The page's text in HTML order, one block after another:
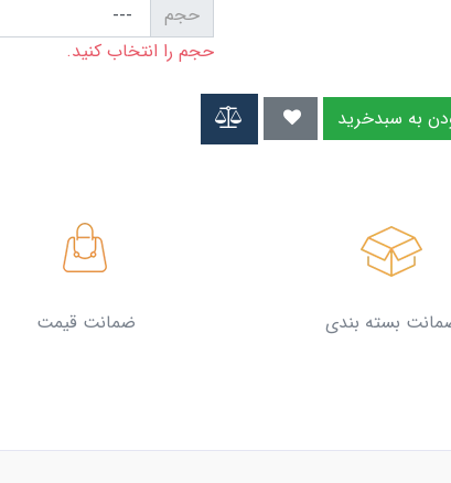
حجم
حجم را انتخاب کنید.
بسته بندی ضمانت قیمت